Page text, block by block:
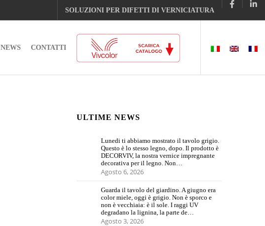
SOLUZIONI PER DIFETTI DI VERNICIATURA
NEWS CONTATTI
ULTIME NEWS
Lunedi ti abbiamo mostrato il tavolo grigio.
Questo è lo stesso legno, dopo. Il prodotto è
DECORVIV, la nostra vernice impregnante
decorativa per il legno. Non…
Agosto 6, 2026
Guarda il tavolo del giardino. A giugno era
color miele, oggi è grigio. Non è sporco e
non è vecchiaia: è il sole. I raggi UV
degradano la lignina, la parte de…
Agosto 3, 2026